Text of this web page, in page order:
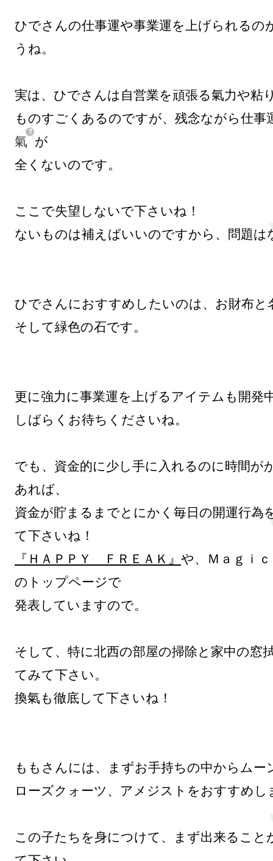
ひでさんの仕事運や事業運を上げられるの
うね。
実は、ひでさんは自営業を頑張る氣力や粘
ものすごくあるのですが、残念ながら仕事
氣 が
全くないのです。
ここで失望しないで下さいね！
ないものは補えばいいのですから、問題
ひでさんにおすすめしたいのは、お財布と
そして緑色の石です。
更に強力に事業運を上げるアイテムも開発
しばらくお待ちくださいね。
でも、資金的に少し手に入れるのに時間が
あれば、
資金が貯まるまでとにかく毎日の開運行為
『ＨＡＰＰＹ　ＦＲＥＡＫ』 や、Ｍａｇｉ
のトップページで
発表していますので。
そして、特に北西の部屋の掃除と家中の窓
てみて下さい。
換氣も徹底して下さいね！
ももさんには、まずお手持ちの中からムー
ローズクォーツ、アメジストをおすすめし
この子たちを身につけて、まず出来ること